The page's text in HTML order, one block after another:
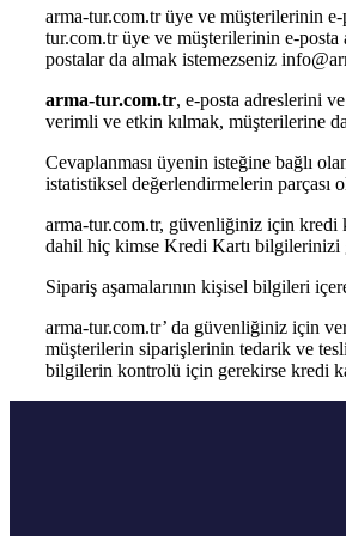
arma-tur.com.tr üye ve müşterilerinin
tur.com.tr üye ve müşterilerinin e-
postalar da almak istemezseniz
arma-tur.com.tr, e-posta adreslerini
verimli ve etkin kılmak, müşterilerine
Cevaplanması üyenin isteğine bağlı
istatistiksel değerlendirmelerin parçası
arma-tur.com.tr, güvenliğiniz için kredi
dahil hiç kimse Kredi Kartı bilgilerinizi
Sipariş aşamalarının kişisel bilgileri
arma-tur.com.tr’ da güvenliğiniz için
müşterilerin siparişlerinin tedarik ve
bilgilerin kontrolü için gerekirse kredi